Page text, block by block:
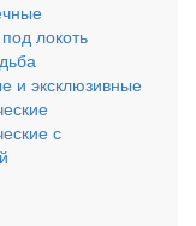
локоть
и эксклюзивные
с